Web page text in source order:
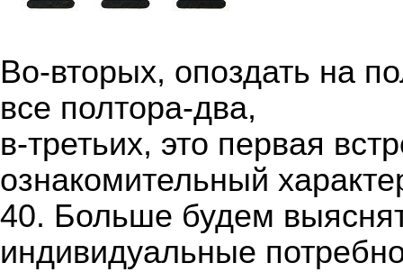
Во-вторых, опоздать на
все полтора-два,
в-третьих, это первая
ознакомительный
40. Больше будем
индивидуальные